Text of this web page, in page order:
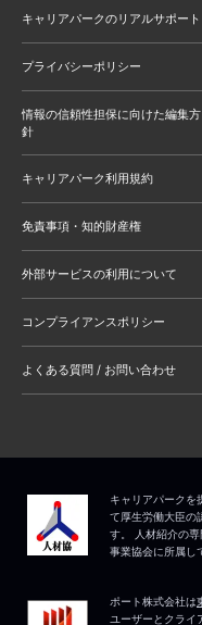
キャリアパークのリアルサポート
プライバシーポリシー
情報の信頼性担保に向けた編集方
針
キャリアパーク利用規約
免責事項・知的財産権
外部サービスの利用について
コンプライアンスポリシー
よくある質問 / お問い合わせ